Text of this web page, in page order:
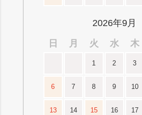
2026年9月
日
月 火 水 木
1 2 3
6 7 8 9 10
13 14 15 16 17